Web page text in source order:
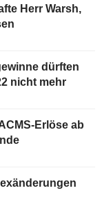
Herr Warsh,
dürften
nicht mehr
Erlöse ab